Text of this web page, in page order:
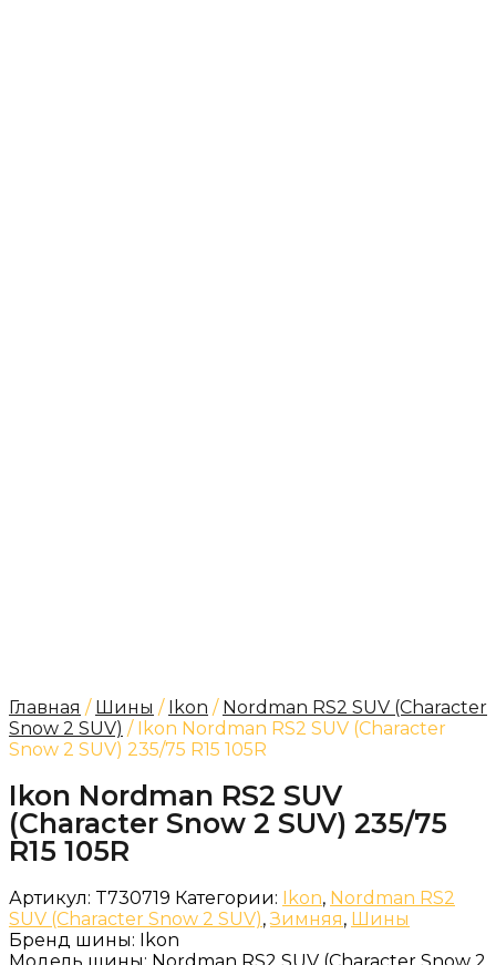
Главная / Шины / Ikon / Nordman RS2 SUV (Character
Snow 2 SUV) / Ikon Nordman RS2 SUV (Character
Snow 2 SUV) 235/75 R15 105R
Ikon Nordman RS2 SUV
(Character Snow 2 SUV) 235/75
R15 105R
Артикул: T730719 Категории: Ikon, Nordman RS2
SUV (Character Snow 2 SUV),Зимняя, Шины
Бренд шины: Ikon